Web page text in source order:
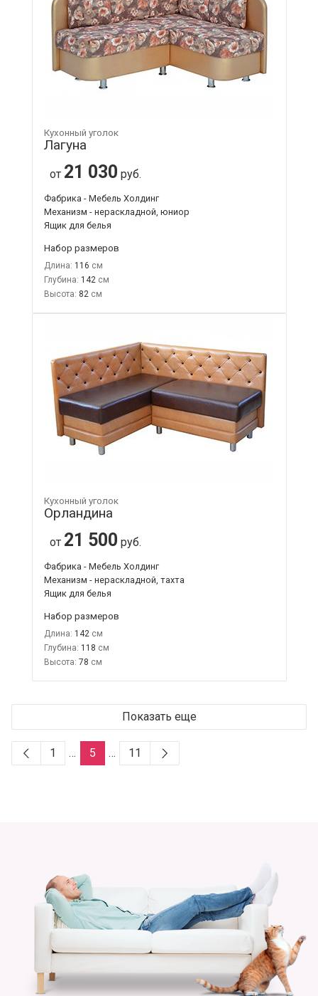
Кухонный уголок
Лагуна
от 21 030 руб.
Фабрика - Мебель Холдинг
Механизм - нераскладной, юниор
Ящик для белья
Набор размеров
Длина: 116
Глубина: 142
Высота: 82
Кухонный уголок
Орландина
от 21 500 руб.
Фабрика - Мебель Холдинг
Механизм - нераскладной, тахта
Ящик для белья
Набор размеров
Длина: 142
Глубина: 118
Высота: 78
Показать еще
1 … 5 … 11